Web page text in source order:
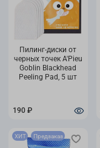
Пилинг-диски от
черных точек A'Pieu
Goblin Blackhead
Peeling Pad, 5 шт
190 ₽
ХИТ Предзаказ